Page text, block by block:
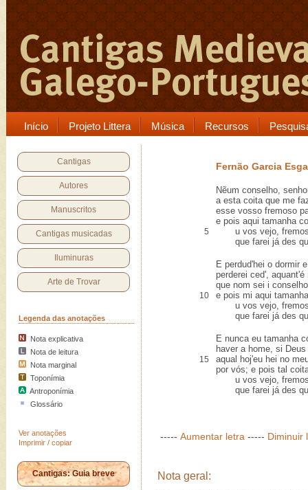
Início Projeto Littera Música Recursos
Cantigas
Autores
Manuscritos
Cantigas musicadas
Iluminuras
Arte de Trovar
Legenda das anotações
Nota explicativa
Nota de leitura
Nota marginal
Toponímia
Antroponímia
Glossário
Ver anotações
Imprimir / copiar
Cantigas: Guia breve
Fernão Garcia
Nẽum conselho,
a esta coita que me
esse vosso fremoso
e pois aqui tamanha
5
u vos vejo,
que farei já des
E perdud'hei o dormir
perderei ced', aquant'é
que nom sei i
10
e pois mi aqui
u vos vejo,
que farei já des
E nunca eu tamanha
haver a home, si
15
aqual hoj'eu hei no
por vós; e pois tal
u vos vejo,
que farei já des
----- Aumentar letra ----- Diminuir
Nota geral: